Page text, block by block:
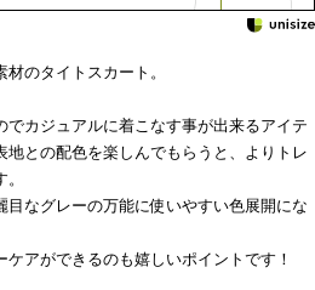
のタイトスカート。
カジュアルに着こなす事が出来るアイテ
との配色を楽しんでもらうと、よりトレ
目なグレーの万能に使いやすい色展開にな
アができるのも嬉しいポイントです！